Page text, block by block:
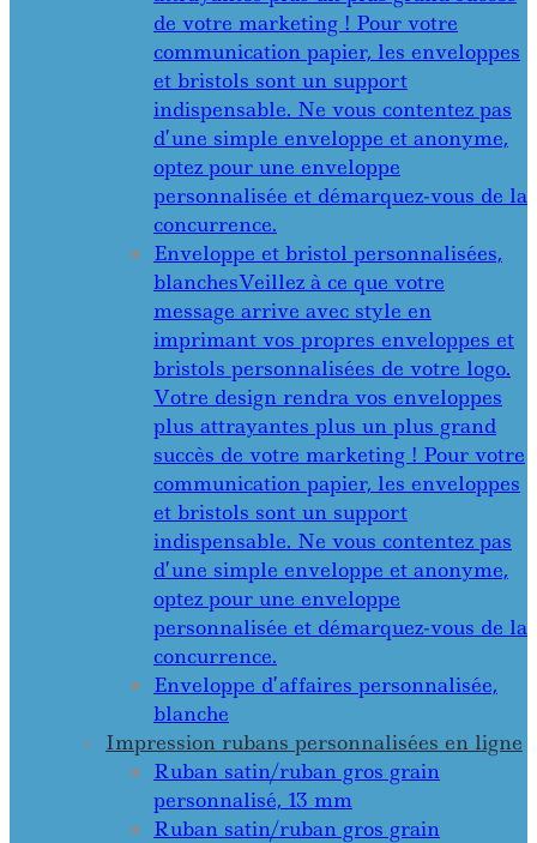
de votre marketing ! Pour votre
communication papier, les enveloppes
et bristols sont un support
indispensable. Ne vous contentez pas
d’une simple enveloppe et anonyme,
optez pour une enveloppe
personnalisée et démarquez-vous de la
concurrence.
Enveloppe et bristol personnalisées,
blanchesVeillez à ce que votre
message arrive avec style en
imprimant vos propres enveloppes et
bristols personnalisées de votre logo.
Votre design rendra vos enveloppes
plus attrayantes plus un plus grand
succès de votre marketing ! Pour votre
communication papier, les enveloppes
et bristols sont un support
indispensable. Ne vous contentez pas
d’une simple enveloppe et anonyme,
optez pour une enveloppe
personnalisée et démarquez-vous de la
concurrence.
Enveloppe d’affaires personnalisée,
blanche
Impression rubans personnalisées en ligne
Ruban satin/ruban gros grain
personnalisé, 13 mm
Ruban satin/ruban gros grain